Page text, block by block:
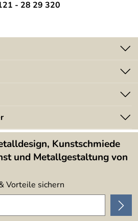
- 28 29 320
Kunstschmiede
und Metallgestaltung von
Vorteile sichern